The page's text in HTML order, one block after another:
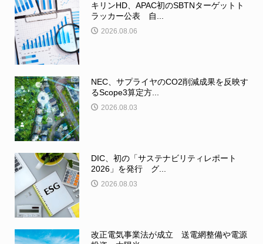
キリンHD、APAC初のSBTNターゲットト
ラッカー公表 自...
2026.08.06
NEC、サプライヤのCO2削減成果を反映す
るScope3算定方...
2026.08.03
DIC、初の「サステナビリティレポート
2026」を発行 グ...
2026.08.03
改正電気事業法が成立 送電網整備や電源